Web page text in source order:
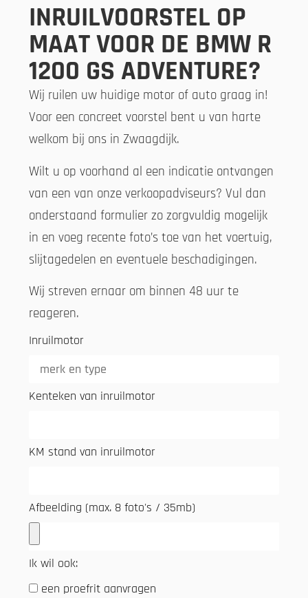
INRUILVOORSTEL OP
MAAT VOOR DE BMW R
1200 GS ADVENTURE?
Wij ruilen uw huidige motor of auto graag in!
Voor een concreet voorstel bent u van harte
welkom bij ons in Zwaagdijk.
Wilt u op voorhand al een indicatie ontvangen
van een van onze verkoopadviseurs? Vul dan
onderstaand formulier zo zorgvuldig mogelijk
in en voeg recente foto’s toe van het voertuig,
slijtagedelen en eventuele beschadigingen.
Wij streven ernaar om binnen 48 uur te
reageren.
Inruilmotor
Kenteken van inruilmotor
KM stand van inruilmotor
Afbeelding (max. 8 foto's / 35mb)
Ik wil ook:
een proefrit aanvragen